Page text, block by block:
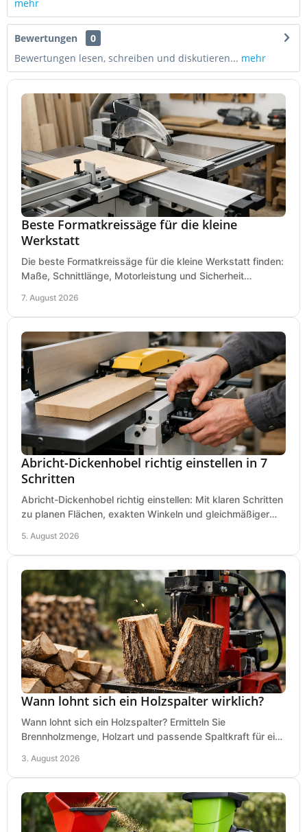
mehr
Bewertungen
0
Bewertungen lesen, schreiben und diskutieren... mehr
Beste Formatkreissäge für die kleine
Werkstatt
Die beste Formatkreissäge für die kleine Werkstatt finden:
Maße, Schnittlänge, Motorleistung und Sicherheit
7. August 2026
Abricht-Dickenhobel richtig einstellen in 7
Schritten
Abricht-Dickenhobel richtig einstellen: Mit klaren Schritten
zu planen Flächen, exakten Winkeln und gleichmäßiger
5. August 2026
Wann lohnt sich ein Holzspalter wirklich?
Wann lohnt sich ein Holzspalter? Ermitteln Sie
Brennholzmenge, Holzart und passende Spaltkraft für eine
3. August 2026